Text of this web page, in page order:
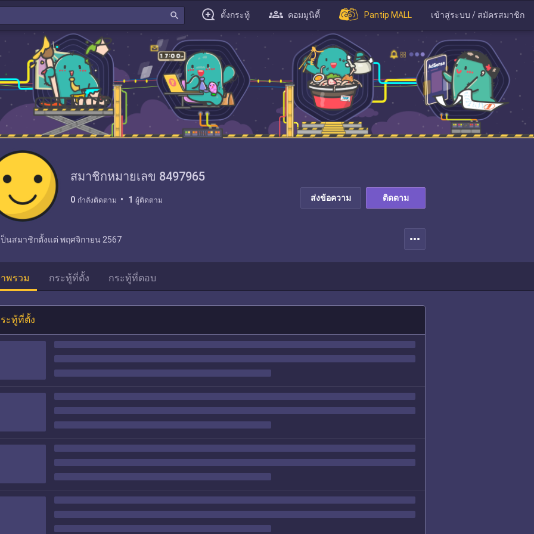
search ตั้งกระทู้ คอมมูนิตี้ Pantip MALL เข้าสู่ระบบ / สมัครสมาชิก
สมาชิกหมายเลข 8497965
0 กำลังติดตาม 1 ผู้ติดตาม ส่งข้อความ ติดตาม
ป็นสมาชิกตั้งแต่ พฤศจิกายน 2567 more_horiz
พรวม กระทู้ที่ตั้ง กระทู้ที่ตอบ
ะทู้ที่ตั้ง